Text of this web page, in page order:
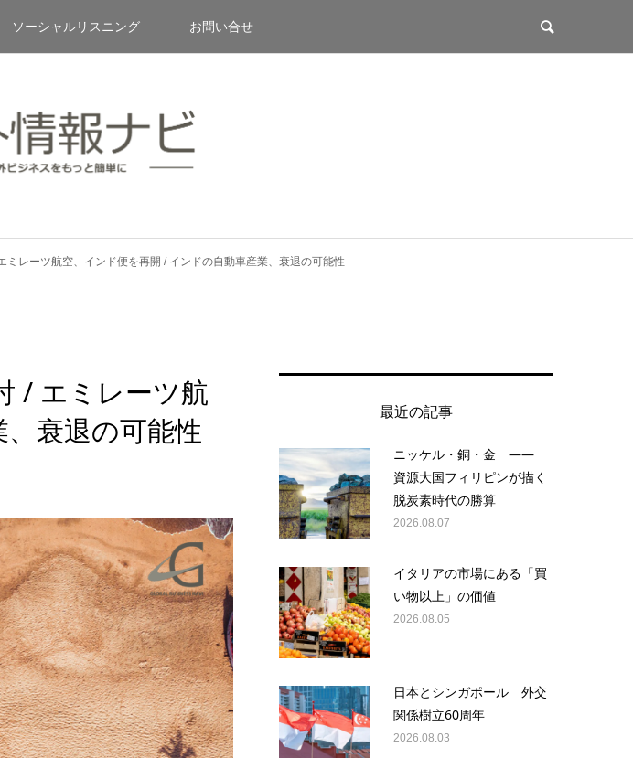
ソーシャルリスニング お問い合せ
ミレーツ航空、インド便を再開 / インドの自動車産業、衰退の可能性
/ エミレーツ航
衰退の可能性
最近の記事
ニッケル・銅・金 ——
資源大国フィリピンが描く
脱炭素時代の勝算
2026.08.07
イタリアの市場にある「買
い物以上」の価値
2026.08.05
日本とシンガポール 外交
関係樹立60周年
2026.08.03